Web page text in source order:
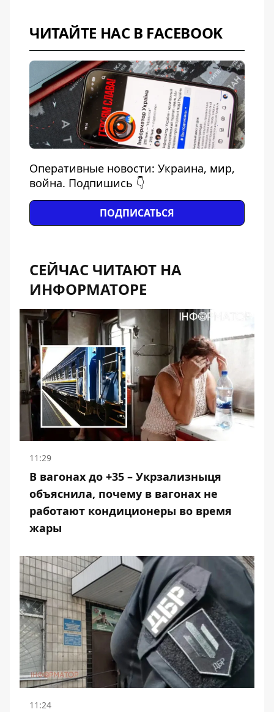
ЧИТАЙТЕ НАС В FACEBOOK
Оперативные новости: Украина, мир,
война. Подпишись 👇
ПОДПИСАТЬСЯ
СЕЙЧАС ЧИТАЮТ НА
ИНФОРМАТОРЕ
11:29
В вагонах до +35 – Укрзализныця
объяснила, почему в вагонах не
работают кондиционеры во время
жары
11:24